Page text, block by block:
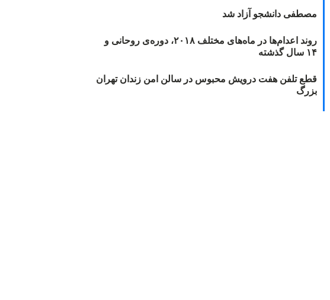
مصطفی دانشجو آزاد شد
روند اعدام‌ها در ماه‌های مختلف ۲۰۱۸، دوره‌ی روحانی و
۱۴ سال گذشته
قطع تلفن هفت درویش محبوس در سالن امن زندان تهران
بزرگ